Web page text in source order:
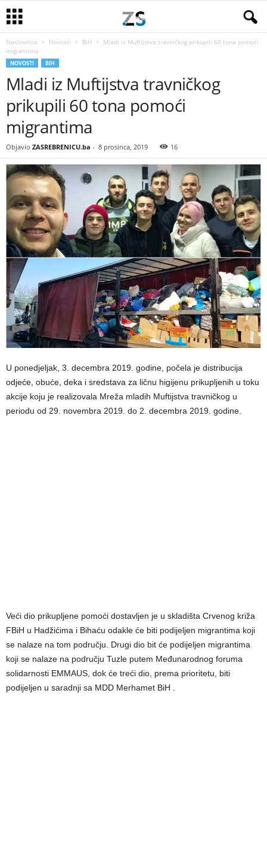
Naslovnica Novosti BiH
Mladi iz Muftijstva travničkog prikupili 60 tona pomoći
migrantima
NOVOSTI BIH
Mladi iz Muftijstva travničkog
prikupili 60 tona pomoći
migrantima
Objavio ZASREBRENICU.ba - 8 prosinca, 2019 16
U ponedjeljak, 3. decembra 2019. godine, počela je distribucija
odjeće, obuće, deka i sredstava za ličnu higijenu prikupljenih u toku
akcije koju je realizovala Mreža mladih Muftijstva travničkog u
periodu od 29. novembra 2019. do 2. decembra 2019. godine.
Veći dio prikupljene pomoći dostavljen je u skladišta Crvenog križa
FBiH u Hadžićima i Bihaću odakle će biti podijeljen migrantima koji
se nalaze na tom području. Drugi dio bit će podijeljen migrantima
koji se nalaze na području Tuzle putem Međunarodnog foruma
solidarnosti EMMAUS, dok će treći dio, prema prioritetu, biti
podijeljen u saradnji sa MDD Merhamet BiH .